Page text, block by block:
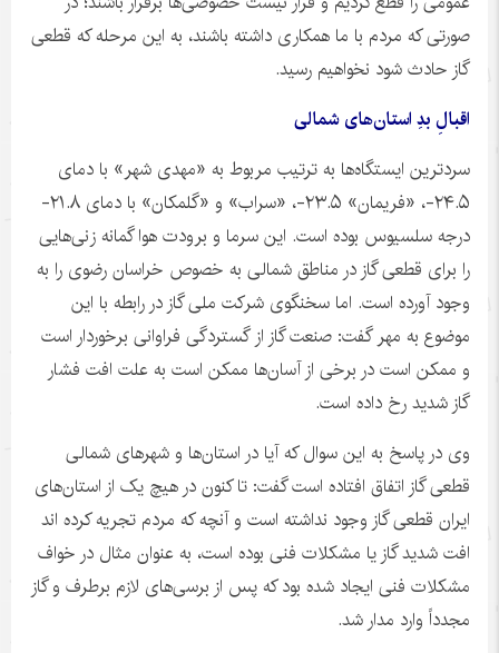
صورتی که مردم با ما همکاری داشته باشند، به این مرحله که قطعی
گاز حادث شود نخواهیم رسید.
اقبالِ بدِ استان‌های شمالی
سردترین ایستگاه‌ها به ترتیب مربوط به «مهدی شهر» با دمای
۲۴.۵-، «فریمان» ۲۳.۵-، «سراب» و «
گلمکان
» با دمای ۲۱.۸-
درجه سلسیوس بوده است. این سرما و برودت هوا گمانه زنی‌هایی
را برای قطعی گاز در مناطق شمالی به خصوص خراسان رضوی را به
وجود آورده است. اما سخنگوی شرکت ملی گاز در رابطه با این
موضوع به مهر گفت: صنعت گاز از گستردگی فراوانی برخوردار است
و ممکن است در برخی از آسان‌ها ممکن است به علت افت فشار
گاز شدید رخ داده است.
وی در پاسخ به این سوال که آیا در استان‌ها و شهرهای شمالی
قطعی گاز اتفاق افتاده است گفت: تا کنون در هیچ یک از استان‌های
ایران قطعی گاز وجود نداشته است و آنچه که مردم تجریهکرده اند
افت شدید گاز یا مشکلات فنی بوده است، به عنوان مثال در خواف
مشکلات فنی ایجاد شده بود که پس از برسی‌های لازم برطرف و گاز
مجدداً وارد مدار شد.